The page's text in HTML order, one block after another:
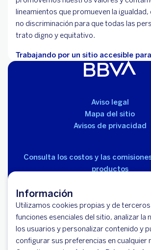
Información
Utilizamos cookies propias y de
funciones esenciales del sitio, analizar la
los usuarios y personalizar contenido y
configurar sus preferencias en cualquier
lineamientos que promueven la igualdad,
no discriminación para que todas las
trato digno y equitativo.
Trabajando por un sitio accesible
Aviso legal
Mapa del sitio
Avisos de privacidad
Consulta los costos y las
productos
© 2026 BBVA México, S.A.,